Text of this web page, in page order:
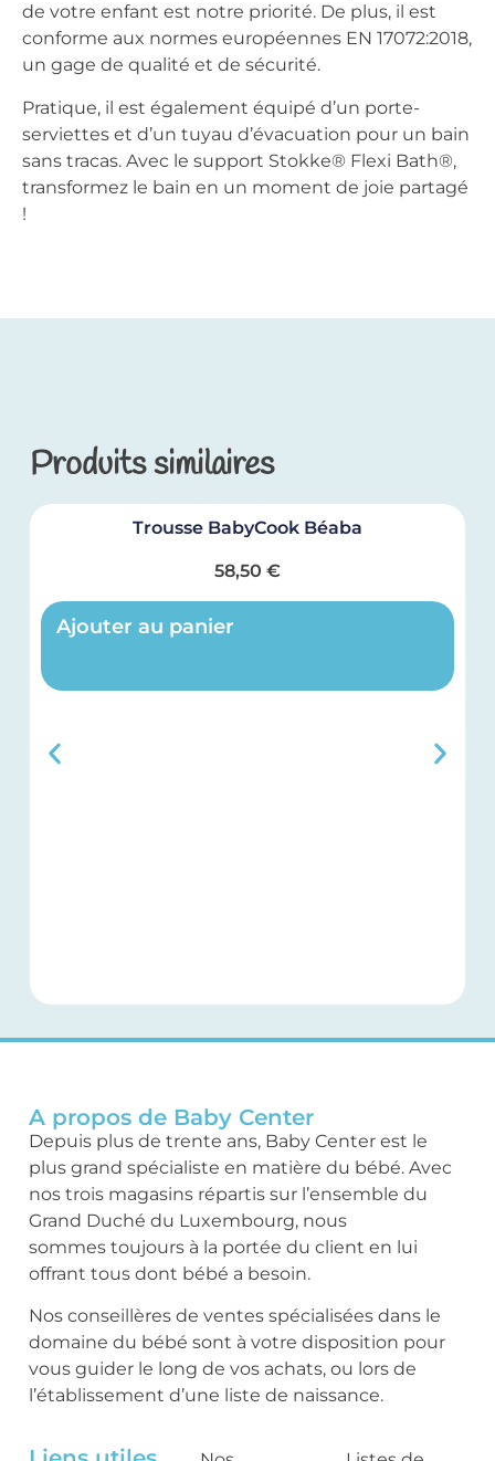
de votre enfant est notre priorité. De plus, il est
conforme aux normes européennes EN 17072:2018,
un gage de qualité et de sécurité.
Pratique, il est également équipé d’un porte-
serviettes et d’un tuyau d’évacuation pour un bain
sans tracas. Avec le support Stokke® Flexi Bath®,
transformez le bain en un moment de joie partagé
!
Produits similaires
Trousse BabyCook Béaba
58,50 €
Ajouter au panier
A propos de Baby Center
Depuis plus de trente ans, Baby Center est le
plus grand spécialiste en matière du bébé. Avec
nos trois magasins répartis sur l’ensemble du
Grand Duché du Luxembourg, nous
sommes toujours à la portée du client en lui
offrant tous dont bébé a besoin.
Nos conseillères de ventes spécialisées dans le
domaine du bébé sont à votre disposition pour
vous guider le long de vos achats, ou lors de
l’établissement d’une liste de naissance.